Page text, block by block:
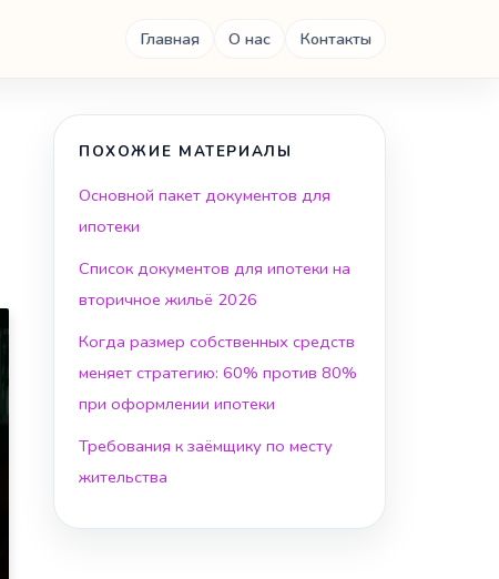
Главная О нас Контакты
ПОХОЖИЕ МАТЕРИАЛЫ
Основной пакет документов для
ипотеки
Список документов для ипотеки на
вторичное жильё 2026
Когда размер собственных средств
меняет стратегию: 60% против 80%
при оформлении ипотеки
Требования к заёмщику по месту
жительства